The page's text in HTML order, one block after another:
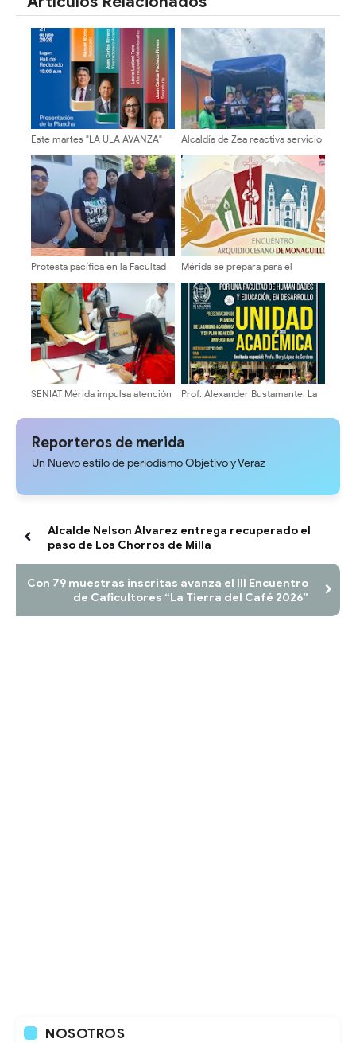
Este martes "LA ULA AVANZA"
Alcaldía de Zea reactiva servicio
año escolar 2026
Protesta pacífica en la Facultad
firmes ante caso de acoso
Mérida se prepara para el
Monaguillos 2026
SENIAT Mérida impulsa atención
contribuyente
Prof. Alexander Bustamante: La
comienza en sus Escuelas y
Reporteros de merida
Un Nuevo estilo de periodismo Objetivo y Veraz
Alcalde Nelson Álvarez entrega recuperado el
paso de Los Chorros de Milla
Con 79 muestras inscritas avanza el III Encuentro
de Caficultores “La Tierra del Café 2026”
NOSOTROS